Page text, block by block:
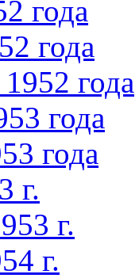
года
года
года
года
года
г.
г.
г.